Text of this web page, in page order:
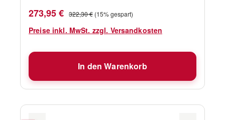
Verkaufspreis:
273,95 € Regulärer Preis:
322,30 € (15% gespart)
Preise inkl. MwSt. zzgl. Versandkosten
In den Warenkorb